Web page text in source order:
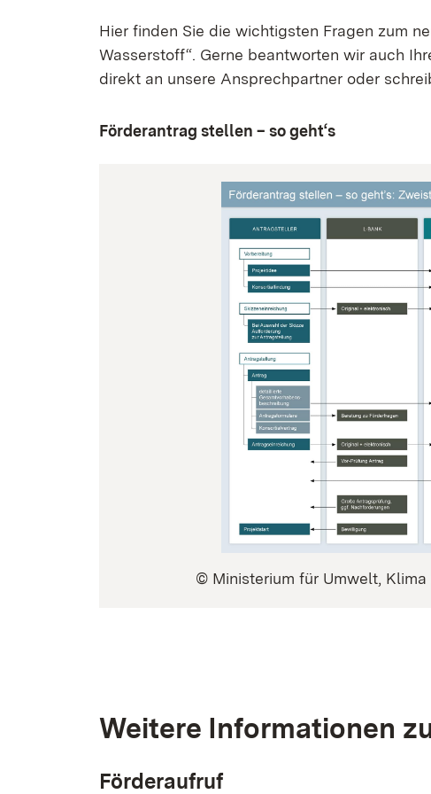
Hier finden Sie die wichtigsten Fragen zum
Wasserstoff“. Gerne beantworten wir auch
direkt an unsere Ansprechpartner oder
Förderantrag stellen – so geht‘s
© Ministerium für Umwelt,
Weitere Informationen
Förderaufruf